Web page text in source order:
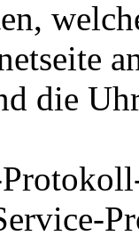
die